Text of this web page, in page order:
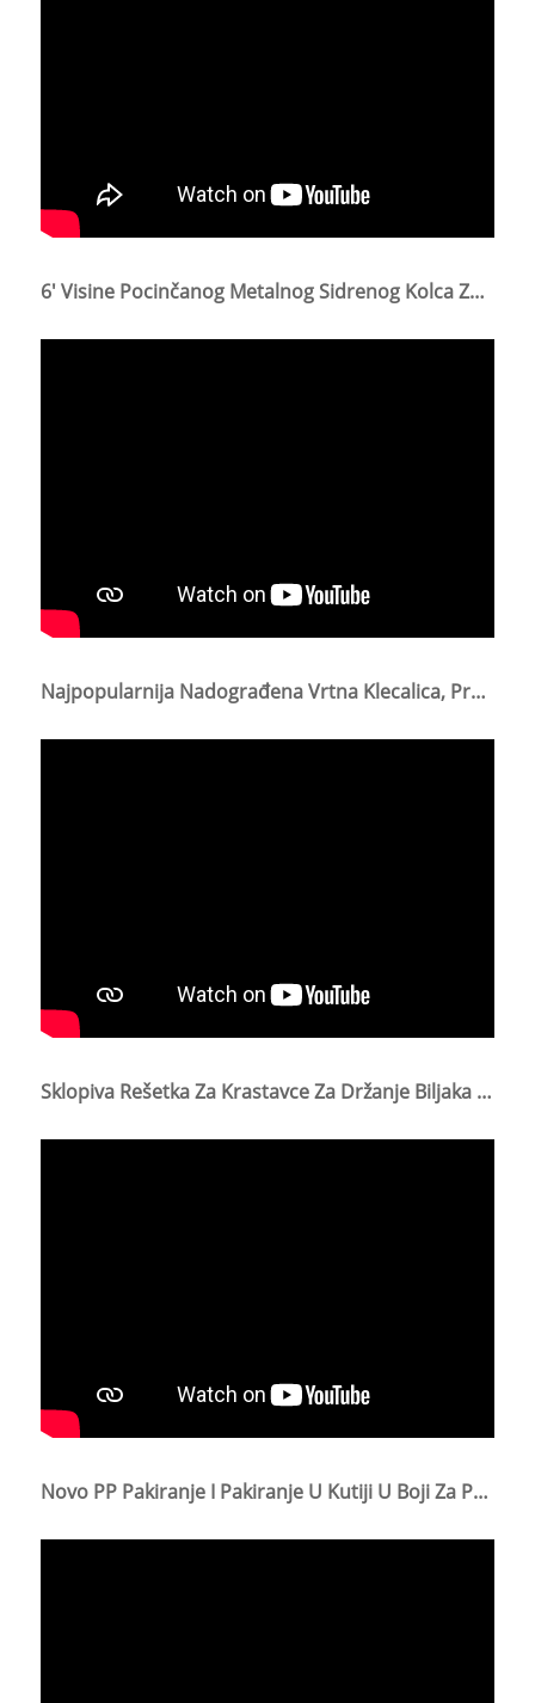
6' Visine Pocinčanog Metalnog Sidrenog Kolca Za Tlo Sidro S Ušicom
Najpopularnija Nadograđena Vrtna Klecalica, Proširena Plastična Vrtna Klecalica I Sjedalica
Sklopiva Rešetka Za Krastavce Za Držanje Biljaka Penjačica
Novo PP Pakiranje I Pakiranje U Kutiji U Boji Za Ptice